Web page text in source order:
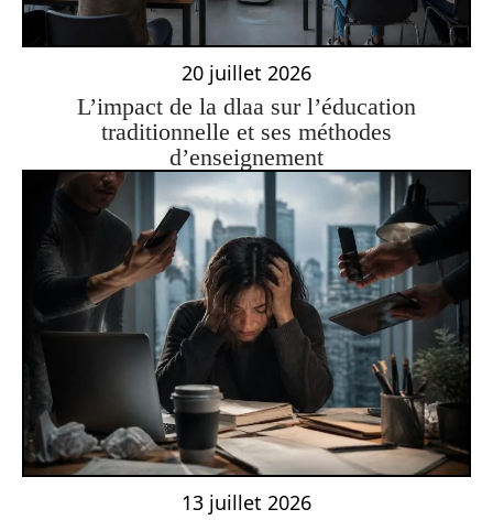
20 juillet 2026
L’impact de la dlaa sur l’éducation
traditionnelle et ses méthodes
d’enseignement
13 juillet 2026